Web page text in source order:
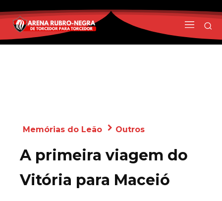
Memórias do Leão Outros
A primeira viagem do
Vitória para Maceió